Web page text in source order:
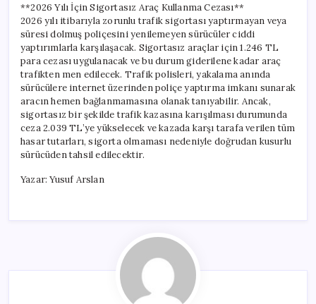
**2026 Yılı İçin Sigortasız Araç Kullanma Cezası**
2026 yılı itibarıyla zorunlu trafik sigortası yaptırmayan veya
süresi dolmuş poliçesini yenilemeyen sürücüler ciddi
yaptırımlarla karşılaşacak. Sigortasız araçlar için 1.246 TL
para cezası uygulanacak ve bu durum giderilene kadar araç
trafikten men edilecek. Trafik polisleri, yakalama anında
sürücülere internet üzerinden poliçe yaptırma imkanı sunarak
aracın hemen bağlanmamasına olanak tanıyabilir. Ancak,
sigortasız bir şekilde trafik kazasına karışılması durumunda
ceza 2.039 TL’ye yükselecek ve kazada karşı tarafa verilen tüm
hasar tutarları, sigorta olmaması nedeniyle doğrudan kusurlu
sürücüden tahsil edilecektir.
Yazar: Yusuf Arslan